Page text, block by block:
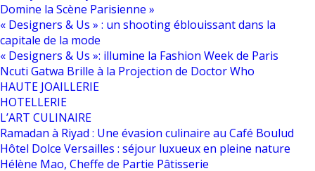
Domine la Scène Parisienne »
« Designers & Us » : un shooting éblouissant dans la
capitale de la mode
« Designers & Us »: illumine la Fashion Week de Paris
Ncuti Gatwa Brille à la Projection de Doctor Who
HAUTE JOAILLERIE
HOTELLERIE
L’ART CULINAIRE
Ramadan à Riyad : Une évasion culinaire au Café Boulud
Hôtel Dolce Versailles : séjour luxueux en pleine nature
Hélène Mao, Cheffe de Partie Pâtisserie